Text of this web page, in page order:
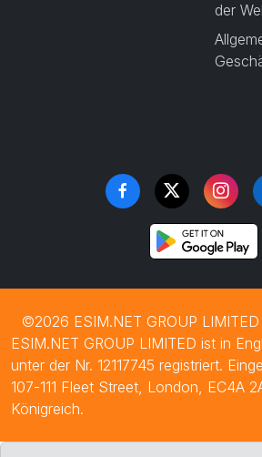
der
©2026 ESIM.NET GROUP LIMITED
ESIM.NET GROUP LIMITED ist in
unter der Nr. 12117745 registriert.
107-111 Fleet Street, London, EC4A
Königreich.